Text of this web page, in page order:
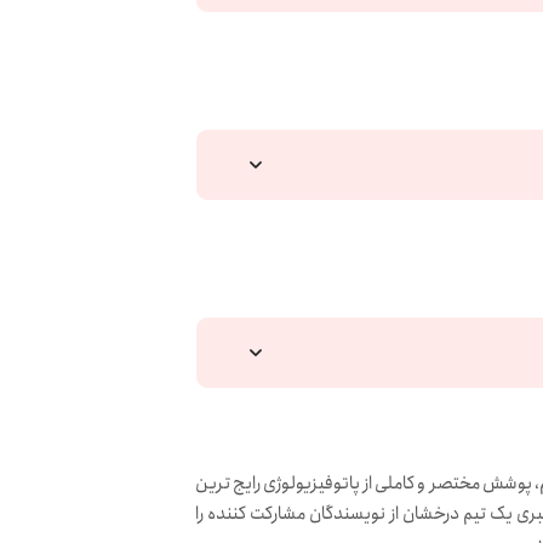
مختصر و کاملی از پاتوفیزیولوژی رایج ترین
یک تیم درخشان از نویسندگان مشارکت کننده را